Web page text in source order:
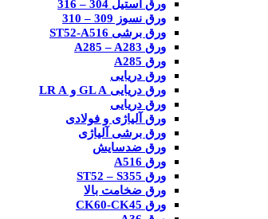
ورق استیل 304 – 316
ورق نسوز 309 – 310
ورق برشی ST52-A516
ورق A285 – A283
ورق A285
ورق دریایی
ورق دریایی GL A و LR A
ورق دریایی
ورق آلیاژی و فولادی
ورق برشی آلیاژی
ورق ضدسایش
ورق A516
ورق ST52 – S355
ورق ضخامت بالا
ورق CK60-CK45